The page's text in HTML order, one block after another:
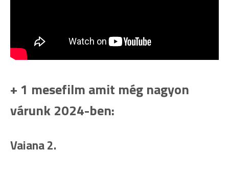
+ 1 mesefilm amit még nagyon
várunk 2024-ben:
Vaiana 2.